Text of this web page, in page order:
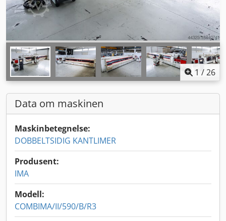
1 /26
Data om maskinen
Maskinbetegnelse:
DOBBELTSIDIG KANTLIMER
Produsent:
IMA
Modell:
COMBIMA/II/590/B/R3